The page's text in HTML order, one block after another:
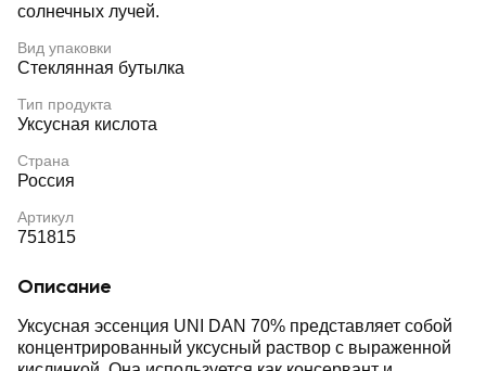
солнечных лучей.
Вид упаковки
Стеклянная бутылка
Тип продукта
Уксусная кислота
Страна
Россия
Артикул
751815
Описание
Уксусная эссенция UNI DAN 70% представляет собой
концентрированный уксусный раствор с выраженной